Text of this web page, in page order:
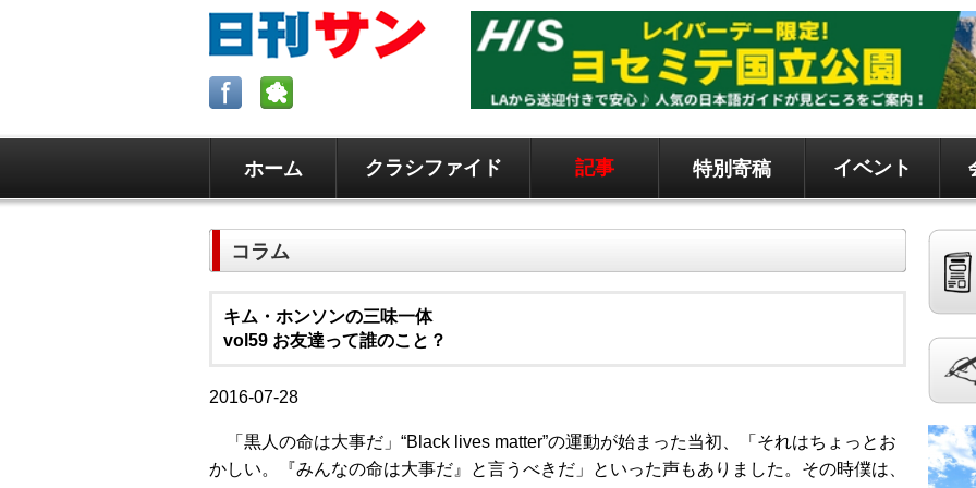
ホーム クラシファイド 記事 特別寄稿 イベント
ロサンゼルスの求人、クラシファイド、地元情報など
日刊サンはロサンゼルスの日本語新聞です。 記事は毎日更新、求人、クラシファイドは
毎週木曜5時更新。
コラム
キム・ホンソンの三味一体
vol59 お友達って誰のこと？
2016-07-28
「黒人の命は大事だ」“Black lives matter”の運動が始まった当初、「それはちょっとお
かしい。『みんなの命は大事だ』と言うべきだ」といった声もありました。その時僕は、